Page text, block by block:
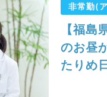
非常勤(
【福
のお昼
たりめ